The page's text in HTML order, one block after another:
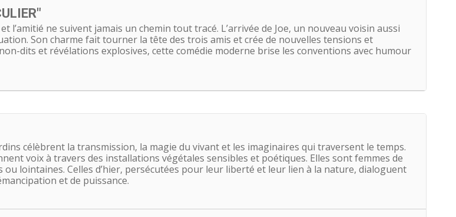
l’amitié ne suivent jamais un chemin tout tracé. L’arrivée de Joe, un nouveau voisin aussi
Son charme fait tourner la tête des trois amis et crée de nouvelles tensions et
dits et révélations explosives, cette comédie moderne brise les conventions avec humour
célèbrent la transmission, la magie du vivant et les imaginaires qui traversent le temps.
voix à travers des installations végétales sensibles et poétiques. Elles sont femmes de
lointaines. Celles d’hier, persécutées pour leur liberté et leur lien à la nature, dialoguent
et de puissance.